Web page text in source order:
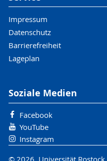
Impressum
Datenschutz
Barrierefreiheit
Lageplan
Soziale Medien
Facebook
YouTube
Instagram